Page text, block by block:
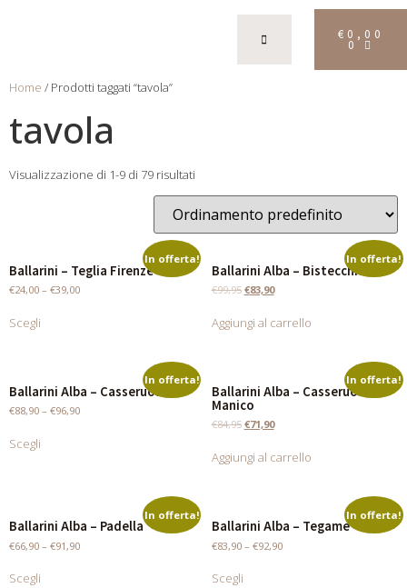
€ 0,00
0
Home / Prodotti taggati “tavola”
tavola
Visualizzazione di 1-9 di 79 risultati
In offerta!
Ballarini – Teglia Firenze
€24,00 – €39,00
Scegli
In offerta!
Ballarini Alba – Bistecchiera
€99,95 €83,90
Aggiungi al carrello
In offerta!
Ballarini Alba – Casseruola
€88,90 – €96,90
Scegli
In offerta!
Ballarini Alba – Casseruola 1
Manico
€84,95 €71,90
Aggiungi al carrello
In offerta!
Ballarini Alba – Padella
€66,90 – €91,90
Scegli
In offerta!
Ballarini Alba – Tegame
€83,90– €92,90
Scegli